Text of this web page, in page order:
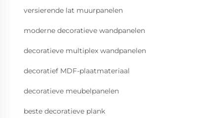
versierende lat muurpanelen
moderne decoratieve wandpanelen
decoratieve multiplex wandpanelen
decoratief MDF-plaatmateriaal
decoratieve meubelpanelen
beste decoratieve plank